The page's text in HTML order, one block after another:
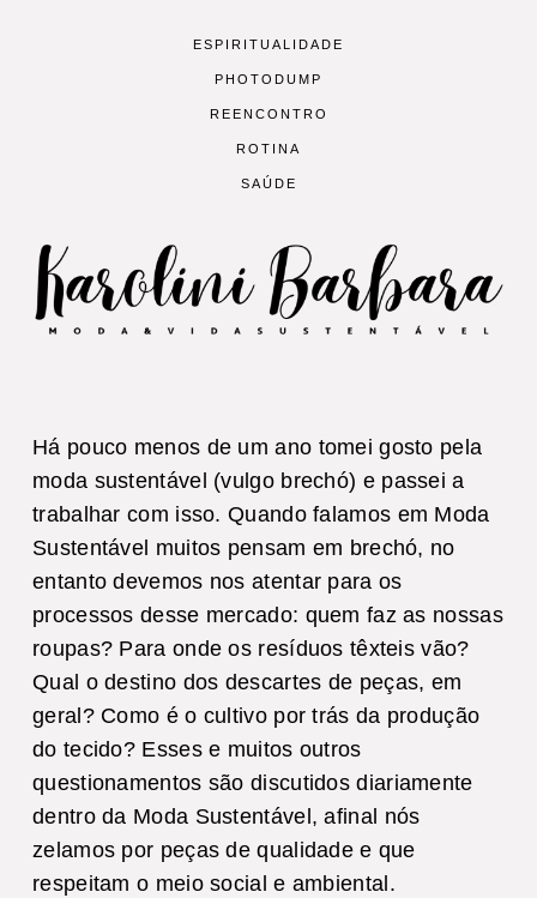
ESPIRITUALIDADE
PHOTODUMP
REENCONTRO
ROTINA
SAÚDE
Há pouco menos de um ano tomei gosto pela
moda sustentável (vulgo brechó) e passei a
trabalhar com isso. Quando falamos em Moda
Sustentável muitos pensam em brechó, no
entanto devemos nos atentar para os
processos desse mercado: quem faz as nossas
roupas? Para onde os resíduos têxteis vão?
Qual o destino dos descartes de peças, em
geral? Como é o cultivo por trás da produção
do tecido? Esses e muitos outros
questionamentos são discutidos diariamente
dentro da Moda Sustentável, afinal nós
zelamos por peças de qualidade e que
respeitam o meio social e ambiental.